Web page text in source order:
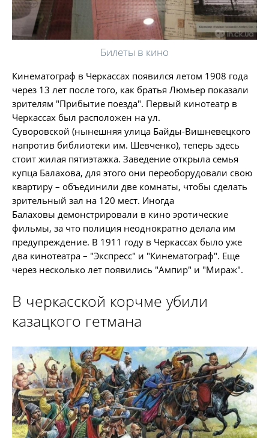
Билеты в кино
Кинематограф в Черкассах появился летом 1908 года
через 13 лет после того, как братья Люмьер показали
зрителям "Прибытие поезда". Первый кинотеатр в
Черкассах был расположен на ул.
Суворовской (нынешняя улица Байды-Вишневецкого
напротив библиотеки им. Шевченко), теперь здесь
стоит жилая пятиэтажка. Заведение открыла семья
купца Балахова, для этого они переоборудовали свою
квартиру – объединили две комнаты, чтобы сделать
зрительный зал на 120 мест. Иногда
Балаховы демонстрировали в кино эротические
фильмы, за что полиция неоднократно делала им
предупреждение. В 1911 году в Черкассах было уже
два кинотеатра – "Экспресс" и "Кинематограф". Еще
через несколько лет появились "Ампир" и "Мираж".
В черкасской корчме убили
казацкого гетмана